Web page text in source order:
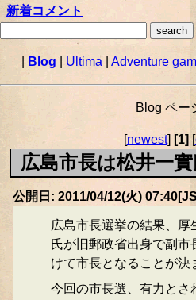
新着コメント
Blog Ultima Adventure
Blog ペー
[newest] [1] [
広島市長は松井一
公開日: 2011/04/12(火)
広島市長選挙の結果、厚
氏が旧郵政省出身で副市
けて市長となることが決
今回の市長選、有力とさ